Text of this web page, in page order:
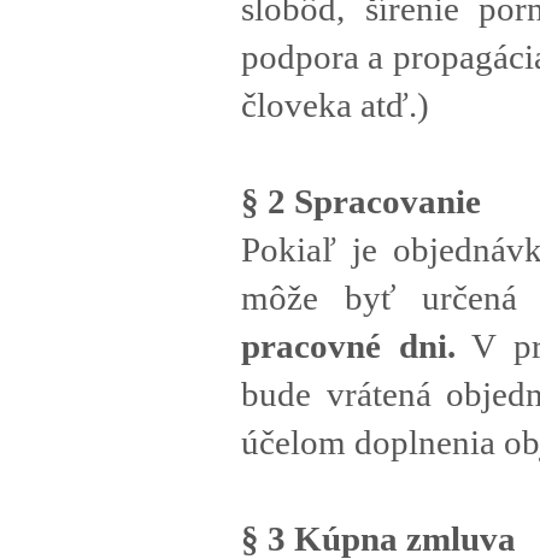
slobôd, šírenie
podpora a
človeka atď.)
§ 2 Spracovanie
Pokiaľ je
môže byť určená
pracovné dni. V
bude vrátená
účelom doplnenia
§ 3 Kúpna zmluva